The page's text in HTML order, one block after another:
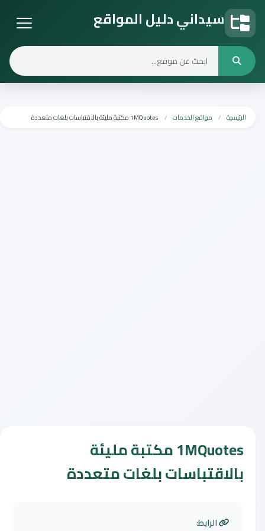
سيداني دليل المواقع
الرئيسية مواقع الخدمات 1MQuotes مكتبة مليئة بالاقتباسات بلغات متعددة
1MQuotes مكتبة مليئة
بالاقتباسات بلغات متعددة
الرابط: